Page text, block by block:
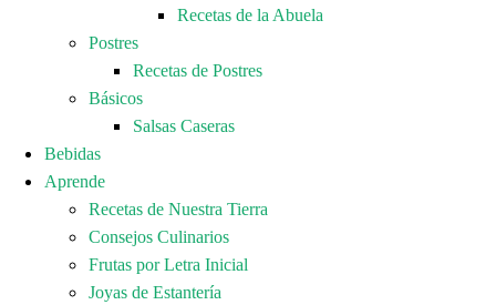
Recetas de la Abuela
Postres
Recetas de Postres
Básicos
Salsas Caseras
Bebidas
Aprende
Recetas de Nuestra Tierra
Consejos Culinarios
Frutas por Letra Inicial
Joyas de Estantería